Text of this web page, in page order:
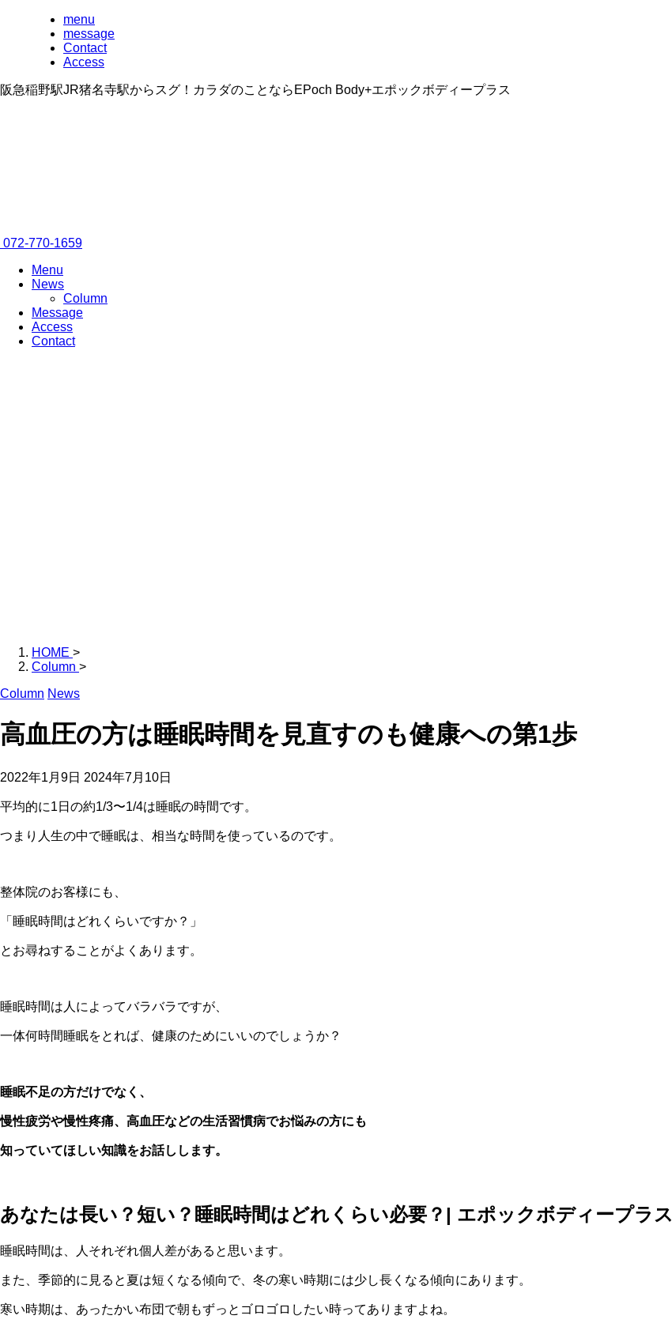
menu
message
Contact
Access
阪急稲野駅JR猪名寺駅からスグ！カラダのことならEPoch Body+エポックボディープラス
072-770-1659
Menu
News
Column
Message
Access
Contact
HOME >
Column >
Column News
高血圧の方は睡眠時間を見直すのも健康への第1歩
2022年1月9日 2024年7月10日
平均的に1日の約1/3〜1/4は睡眠の時間です。
つまり人生の中で睡眠は、相当な時間を使っているのです。
整体院のお客様にも、
「睡眠時間はどれくらいですか？」
とお尋ねすることがよくあります。
睡眠時間は人によってバラバラですが、
一体何時間睡眠をとれば、健康のためにいいのでしょうか？
睡眠不足の方だけでなく、
慢性疲労や慢性疼痛、高血圧などの生活習慣病でお悩みの方にも
知っていてほしい知識をお話しします。
あなたは長い？短い？睡眠時間はどれくらい必要？| エポックボディープラス
睡眠時間は、人それぞれ個人差があると思います。
また、季節的に見ると夏は短くなる傾向で、冬の寒い時期には少し長くなる傾向にあります。
寒い時期は、あったかい布団で朝もずっとゴロゴロしたい時ってありますよね。